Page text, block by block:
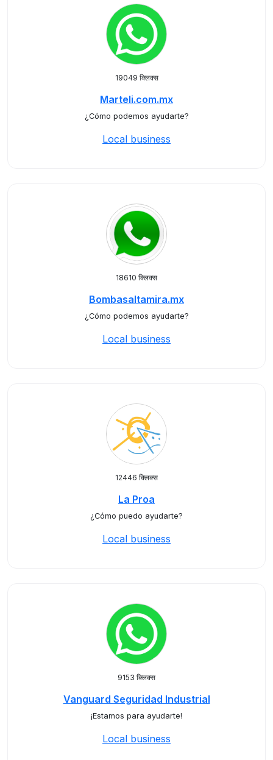
19049 क्लिक्स
Marteli.com.mx
¿Cómo podemos ayudarte?
Local business
18610 क्लिक्स
Bombasaltamira.mx
¿Cómo podemos ayudarte?
Local business
12446 क्लिक्स
La Proa
¿Cómo puedo ayudarte?
Local business
9153 क्लिक्स
Vanguard Seguridad Industrial
¡Estamos para ayudarte!
Local business